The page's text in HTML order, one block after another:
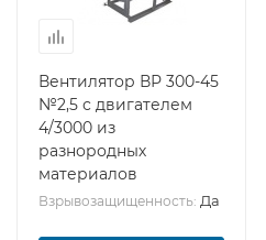
Вентилятор ВР 300-45
№2,5 с двигателем
4/3000 из
разнородных
материалов
Взрывозащищенность: Да